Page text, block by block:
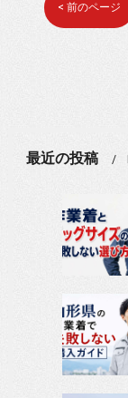
< 前のページ
最近の投稿